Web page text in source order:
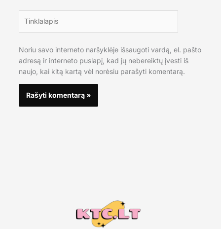
Noriu savo interneto naršyklėje išsaugoti vardą, el. pašto
adresą ir interneto puslapį, kad jų nebereiktų įvesti iš
naujo, kai kitą kartą vėl norėsiu parašyti komentarą.